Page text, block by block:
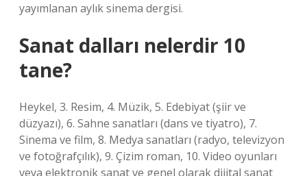
yayımlanan aylık sinema dergisi.
Sanat dalları nelerdir 10
tane?
Heykel, 3. Resim, 4. Müzik, 5. Edebiyat (şiir ve
düzyazı), 6. Sahne sanatları (dans ve tiyatro), 7.
Sinema ve film, 8. Medya sanatları (radyo, televizyon
ve fotoğrafçılık), 9. Çizim roman, 10. Video oyunları
veya elektronik sanat ve genel olarak dijital sanat